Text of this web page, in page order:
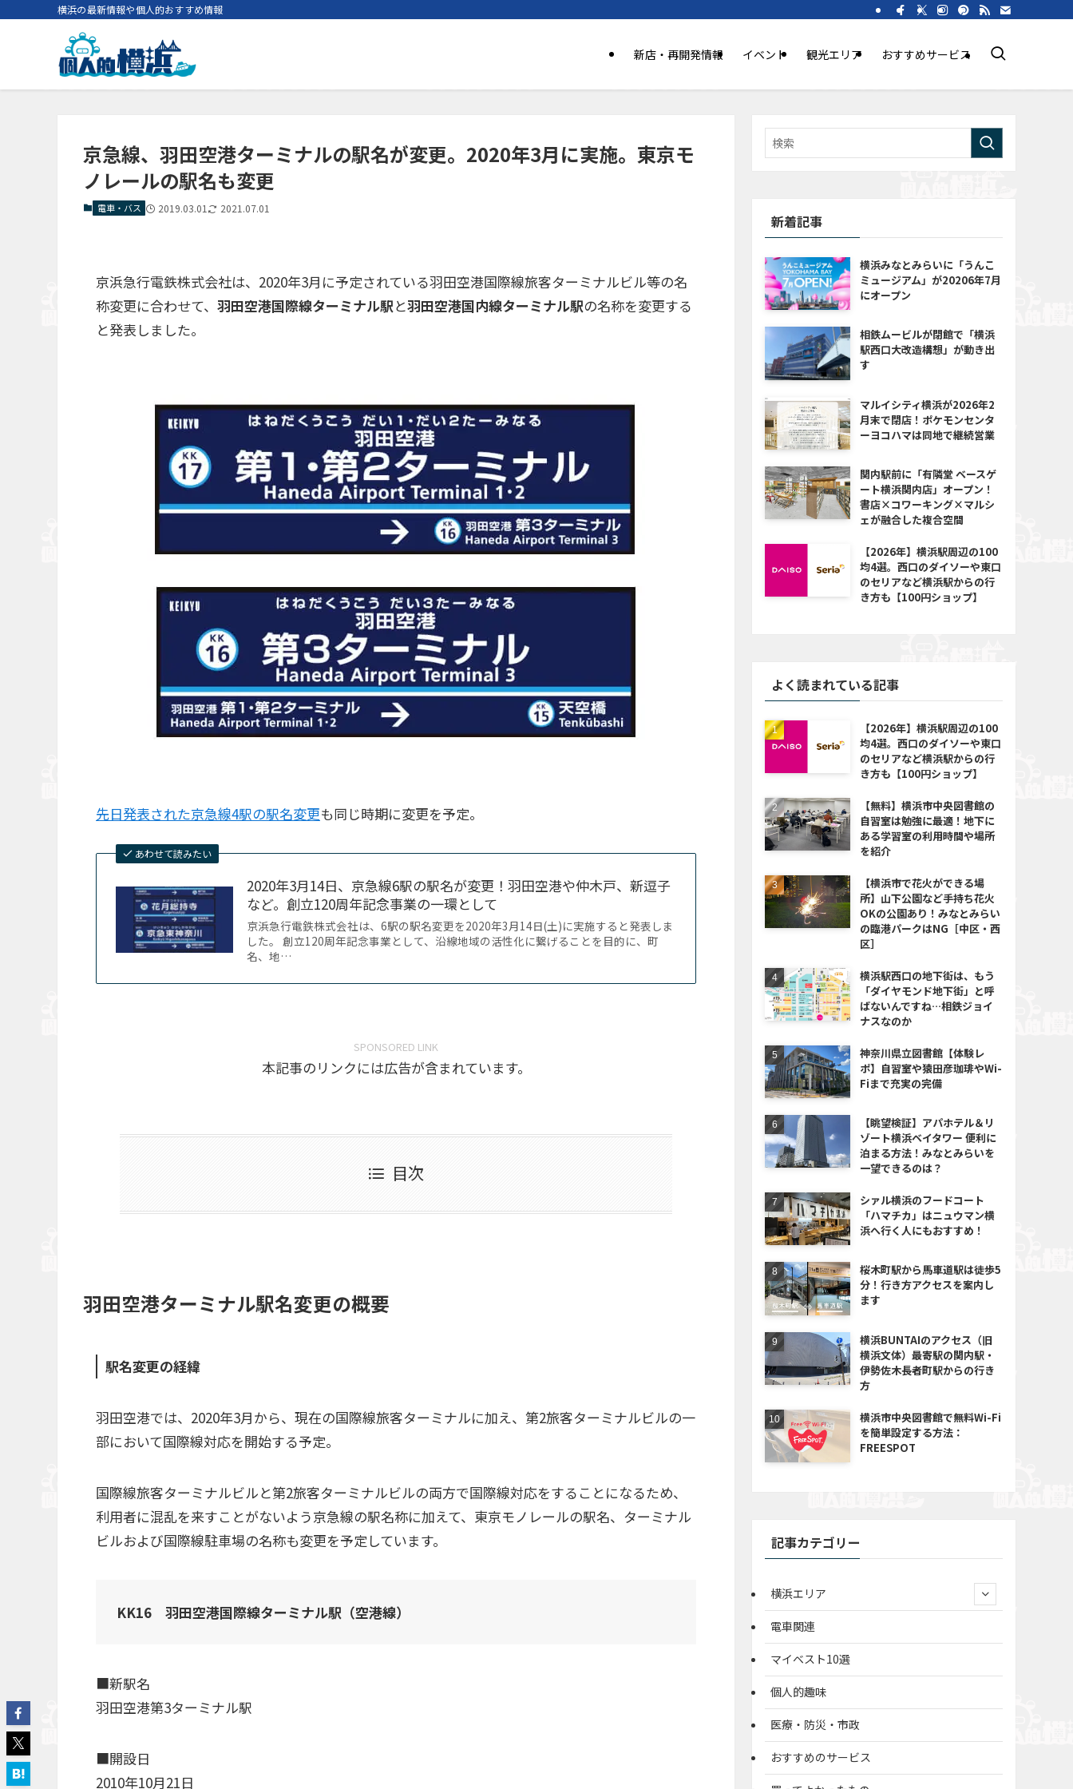
横浜の最新情報や個人的おすすめ情報
新店・再開発情報 イベント 観光エリア おすすめサービス
京急線、羽田空港ターミナルの駅名が変更。2020年3月に実施。東京モ
ノレールの駅名も変更
電車・バス 2019.03.01 2021.07.01
京浜急行電鉄株式会社は、2020年3月に予定されている羽田空港国際線旅客ターミナルビル等の名
称変更に合わせて、 羽田空港国際線ターミナル駅と羽田空港国内線ターミナル駅の名称を変更する
と発表しました。
先日発表された京急線4駅の駅名変更も同じ時期に変更を予定。
あわせて読みたい
2020年3月14日、京急線6駅の駅名が変更！羽田空港や仲木戸、新逗子
など。創立120周年記念事業の一環として
京浜急行電鉄株式会社は、6駅の駅名変更を2020年3月14日(土)に実施すると発表しま
した。 創立120周年記念事業として、沿線地域の活性化に繋げることを目的に、町
名、地…
SPONSORED LINK
本記事のリンクには広告が含まれています。
目次
羽田空港ターミナル駅名変更の概要
駅名変更の経緯
羽田空港では、2020年3月から、現在の国際線旅客ターミナルに加え、第2旅客ターミナルビルの一
部において国際線対応を開始する予定。
国際線旅客ターミナルビルと第2旅客ターミナルビルの両方で国際線対応をすることになるため、
利用者に混乱を来すことがないよう京急線の駅名称に加えて、東京モノレールの駅名、ターミナル
ビルおよび国際線駐車場の名称も変更を予定しています。
KK16 羽田空港国際線ターミナル駅（空港線）
■新駅名
羽田空港第3ターミナル駅
■開設日
2010年10月21日
新着記事
横浜みなとみらいに「うんこ
ミュージアム」が20206年7月
にオープン
相鉄ムービルが閉館で「横浜
駅西口大改造構想」が動き出
す
マルイシティ横浜が2026年2
月末で閉店！ポケモンセンタ
ーヨコハマは同地で継続営業
関内駅前に「有隣堂 ベースゲ
ート横浜関内店」オープン！
書店×コワーキング×マルシ
ェが融合した複合空間
【2026年】横浜駅周辺の100
均4選。西口のダイソーや東口
のセリアなど横浜駅からの行
き方も【100円ショップ】
よく読まれている記事
【2026年】横浜駅周辺の100
均4選。西口のダイソーや東口
のセリアなど横浜駅からの行
き方も【100円ショップ】
【無料】横浜市中央図書館の
自習室は勉強に最適！地下に
ある学習室の利用時間や場所
を紹介
【横浜市で花火ができる場
所】山下公園など手持ち花火
OKの公園あり！みなとみらい
の臨港パークはNG［中区・西
区］
横浜駅西口の地下街は、もう
「ダイヤモンド地下街」と呼
ばないんですね…相鉄ジョイ
ナスなのか
神奈川県立図書館【体験レ
ポ】自習室や猿田彦珈琲やWi-
Fiまで充実の完備
【眺望検証】アパホテル＆リ
ゾート横浜ベイタワー 便利に
泊まる方法！みなとみらいを
一望できるのは？
シァル横浜のフードコート
「ハマチカ」はニュウマン横
浜へ行く人にもおすすめ！
桜木町駅から馬車道駅は徒歩5
分！行き方アクセスを案内し
ます
横浜BUNTAIのアクセス（旧
横浜文体）最寄駅の関内駅・
伊勢佐木長者町駅からの行き
方
横浜市中央図書館で無料Wi-Fi
を簡単設定する方法：
FREESPOT
記事カテゴリー
横浜エリア
電車関連
マイベスト10選
個人的趣味
医療・防災・市政
おすすめのサービス